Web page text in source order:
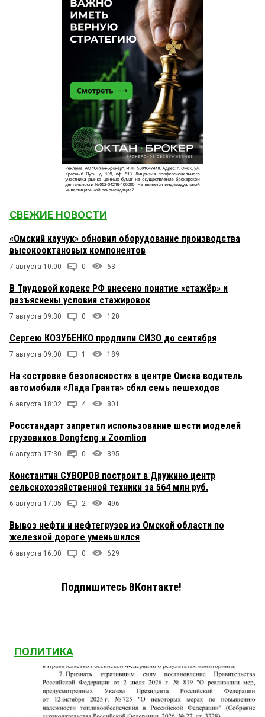
СВЕЖИЕ НОВОСТИ
«Омский каучук» обновил оборудование производства
высокооктановых компонентов
7 августа 10:00 0 63
В Трудовой кодекс РФ внесено понятие «стажёр» и
разъяснены условия стажировок
7 августа 09:30 0 120
Сергею КОЗУБЕНКО продлили СИЗО до сентября
7 августа 09:00 1 189
На «островке безопасности» в центре Омска водитель
автомобиля «Лада Гранта» сбил семь пешеходов
6 августа 18:02 4 801
Росстандарт запретил использование шести моделей
грузовиков Dongfeng и Zoomlion
6 августа 17:30 0 395
Константин СУВОРОВ построит в Дружино центр
сельскохозяйственной техники за 564 млн руб.
6 августа 17:05 2 496
Вывоз нефти и нефтегрузов из Омской области по
железной дороге уменьшился
6 августа 16:00 0 629
Подпишитесь ВКонтакте!
ПОЛИТИКА